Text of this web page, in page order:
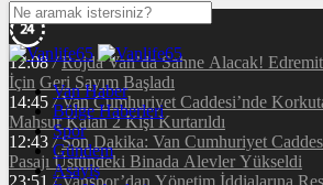
Van Haber
Bölge Haberleri
Spor
Gündem
Asayiş
12:08 / Rojda Van’da Sahne Alacak!
İçin Geri Sayım Başladı
14:45 / Van Cumhuriyet Caddesi’nde
Mahsur Kalan 2 Kişi Kurtarıldı
12:43 / Son Dakika: Van Cumhuriyet
Pasajı Üstündeki Binada Alevler Yükseldi
23:51 / Vanspor’dan Yönetim İddialarına